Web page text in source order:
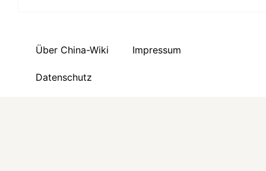
Über China-Wiki Impressum
Datenschutz